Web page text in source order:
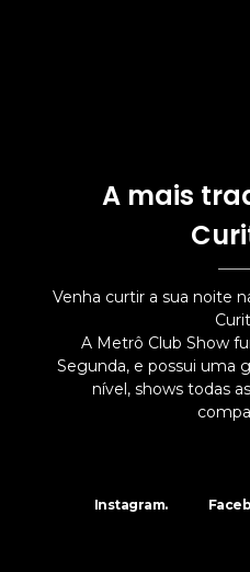
A mais
Venha curtir a sua noite
A Metrô Club Show
Segunda, e possui uma
nível, shows todas
Instagram.